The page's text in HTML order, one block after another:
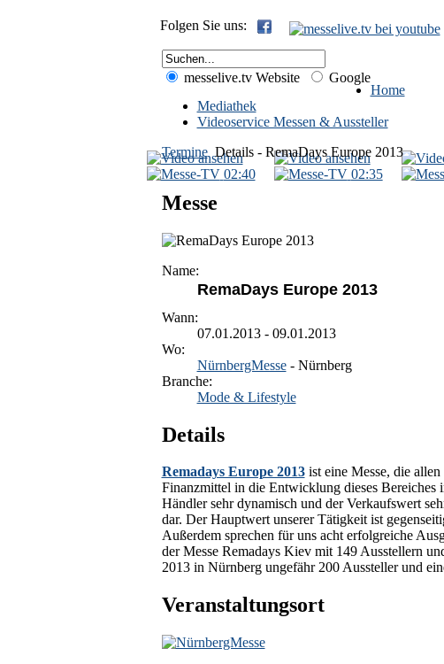
Folgen Sie uns:
messelive.tv Website
Google
Home
Mediathek
Videoservice Messen & Aussteller
Termine Details - RemaDays Europe 2013
02:40
02:35
Messe
Name:
RemaDays Europe 2013
Wann:
07.01.2013 - 09.01.2013
Wo:
NürnbergMesse- Nürnberg
Branche:
Mode & Lifestyle
Details
Remadays Europe 2013ist eine Messe, die
Finanzmittel in die Entwicklung dieses
Händler sehr dynamisch und der Verkaufswert
dar. Der Hauptwert unserer Tätigkeit ist
Außerdem sprechen für uns acht erfolgreiche
der Messe Remadays Kiev mit 149 Ausstellern
2013 in Nürnberg ungefähr 200 Aussteller und
Veranstaltungsort